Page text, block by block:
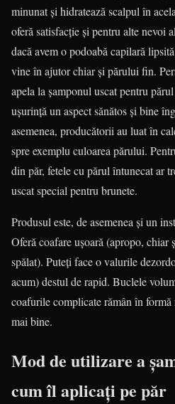
minunat și hidratează scalpul în
oferă satisfacție și pentru alte nevoi
dacă avem o podoabă capilară
vine în ajutor chiar și părului fin.
apela la șamponul uscat pentru
ușurință un aspect sănătos și bine
asemenea, producătorii au luat în
spre exemplu culoarea părului.
din păr, fetele cu părul întunecat ar
uscat special pentru brunete.
Produsul este, de asemenea și un
Oferă coafare ușoară (apropo, chiar
spălat). Puteți face o valurile
acum) destul de rapid. Buclele
coafurile complicate rămân în
mai bine.
Mod de utilizare a
cum îl aplicați pe păr